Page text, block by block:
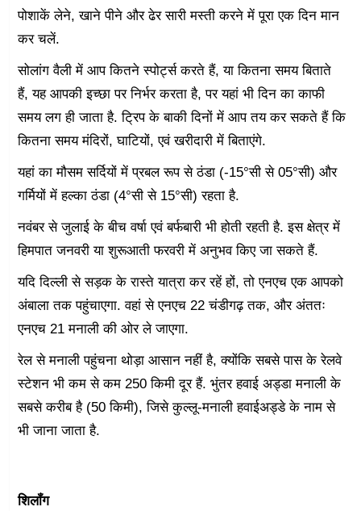
पोशाकें लेने, खाने पीने और ढेर सारी मस्ती करने में पूरा एक दिन मान
कर चलें.
सोलांग वैली में आप कितने स्पोर्ट्स करते हैं, या कितना समय बिताते
हैं, यह आपकी इच्छा पर निर्भर करता है, पर यहां भी दिन का काफी
समय लग ही जाता है. ट्रिप के बाकी दिनों में आप तय कर सकते हैं कि
कितना समय मंदिरों, घाटियों, एवं खरीदारी में बिताएंगे.
यहां का मौसम सर्दियों में प्रबल रूप से ठंडा (-15°सी से 05°सी) और
गर्मियों में हल्का ठंडा (4°सी से 15°सी) रहता है.
नवंबर से जुलाई के बीच वर्षा एवं बर्फबारी भी होती रहती है. इस क्षेत्र में
हिमपात जनवरी या शुरूआती फरवरी में अनुभव किए जा सकते हैं.
यदि दिल्ली से सड़क के रास्ते यात्रा कर रहें हों, तो एनएच एक आपको
अंबाला तक पहुंचाएगा. वहां से एनएच 22 चंडीगढ़ तक, और अंततः
एनएच 21 मनाली की ओर ले जाएगा.
रेल से मनाली पहुंचना थोड़ा आसान नहीं है, क्योंकि सबसे पास के रेलवे
स्टेशन भी कम से कम 250 किमी दूर हैं. भुंतर हवाई अड्डा मनाली के
सबसे करीब है (50 किमी), जिसे कुल्लू-मनाली हवाईअड्डे के नाम से
भी जाना जाता है.
शिलॉंग